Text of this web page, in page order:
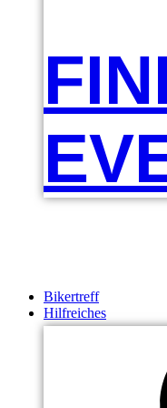
Bikertreff
Hilfreiches